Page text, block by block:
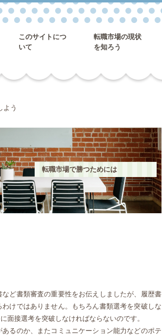
このサイトにつ
いて
転職市場の現状
を知ろう
よう
転職市場で勝つためには
ど書類審査の重要性をお伝えしましたが、履歴書
けではありません。もちろん書類選考を突破しな
面接選考を突破しなければならないのです。
るのか、またコミュニケーション能力などのポテ